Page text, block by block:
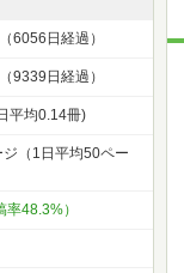
6056日経過）
9339日経過）
平均0.14冊)
（1日平均50ペー
48.3%）